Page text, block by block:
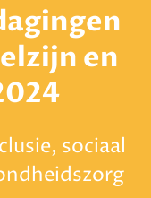
en
sociaal